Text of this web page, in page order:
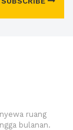
ruang
bulanan.